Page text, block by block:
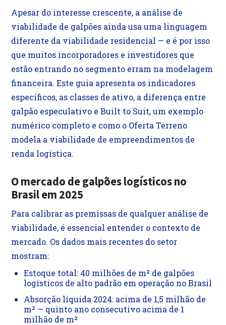
Apesar do interesse crescente, a análise de
viabilidade de galpões ainda usa uma linguagem
diferente da viabilidade residencial — e é por isso
que muitos incorporadores e investidores que
estão entrando no segmento erram na modelagem
financeira. Este guia apresenta os indicadores
específicos, as classes de ativo, a diferença entre
galpão especulativo e Built to Suit, um exemplo
numérico completo e como o Oferta Terreno
modela a viabilidade de empreendimentos de
renda logística.
O mercado de galpões logísticos no
Brasil em 2025
Para calibrar as premissas de qualquer análise de
viabilidade, é essencial entender o contexto de
mercado. Os dados mais recentes do setor
mostram:
Estoque total: 40 milhões de m² de galpões
logísticos de alto padrão em operação no Brasil
Absorção líquida 2024: acima de 1,5 milhão de
m² — quinto ano consecutivo acima de 1
milhão de m²